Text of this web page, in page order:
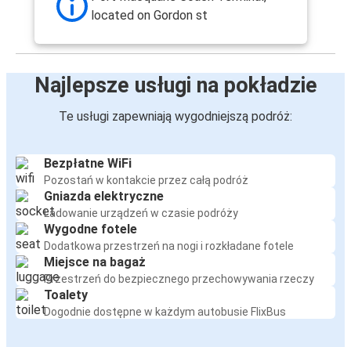
located on Gordon st
Najlepsze usługi na pokładzie
Te usługi zapewniają wygodniejszą podróż:
Bezpłatne WiFi
Pozostań w kontakcie przez całą podróż
Gniazda elektryczne
Ładowanie urządzeń w czasie podróży
Wygodne fotele
Dodatkowa przestrzeń na nogi i rozkładane fotele
Miejsce na bagaż
Przestrzeń do bezpiecznego przechowywania rzeczy
Toalety
Dogodnie dostępne w każdym autobusie FlixBus